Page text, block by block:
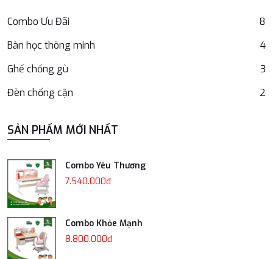
Combo Ưu Đãi
8
Bàn học thông minh
4
Ghế chống gù
3
Đèn chống cận
2
SẢN PHẨM MỚI NHẤT
Combo Yêu Thương
7.540.000đ
Combo Khỏe Mạnh
8.800.000đ